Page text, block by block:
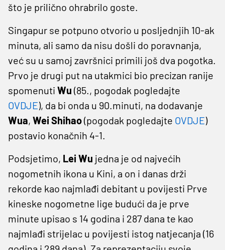
što je prilično ohrabrilo goste.
Singapur se potpuno otvorio u posljednjih 10-ak
minuta, ali samo da nisu došli do poravnanja,
već su u samoj završnici primili još dva pogotka.
Prvo je drugi put na utakmici bio precizan ranije
spomenuti Wu (85., pogodak pogledajte
OVDJE), da bi onda u 90.minuti, na dodavanje
Wua, Wei Shihao(pogodak pogledajte OVDJE)
postavio konačnih 4-1.
Podsjetimo, Lei Wu jedna je od najvećih
nogometnih ikona u Kini, a on i danas drži
rekorde kao najmlađi debitant u povijesti Prve
kineske nogometne lige budući da je prve
minute upisao s 14 godina i 287 dana te kao
najmlađi strijelac u povijesti istog natjecanja (16